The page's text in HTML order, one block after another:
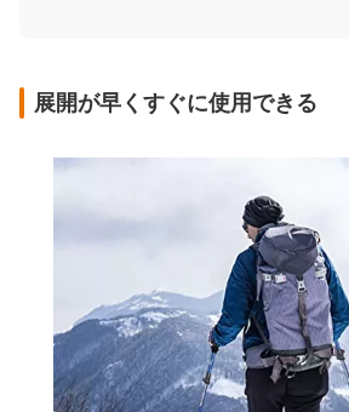
展開が早くすぐに使用できる